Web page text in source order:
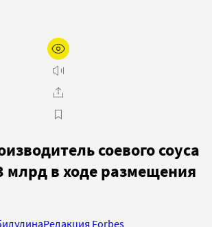
соевого соуса
млрд в ходе размещения
Редакция Forbes